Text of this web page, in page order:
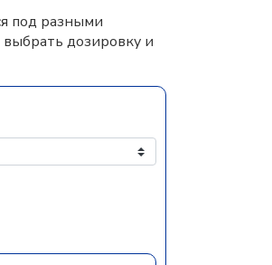
под разными
дозировку и